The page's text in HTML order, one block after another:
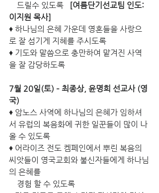
    드릴수 있도록
[여름단기선교팀 인도:
이지원 목사]
♦ 하나님의 은혜 가운데 영혼들을 사랑으
로 잘 섬기게 지혜를 주시도록
♦ 기도와 말씀으로 충만하여 맡겨진 사역
을 잘 감당하도록
7월 20일(토) – 최종상, 윤명희 선교사 (영
국)
♦ 암노스 사역에 하나님의 은혜가 임하셔
서 유럽의 복음화에 귀한 일꾼들이 많이 나
올 수 있도록
♦ 어라이즈 전도 켐페인에서 뿌린 복음의
씨앗들이 영국교회와 불신자들에게 하나님
의 은혜를
    경험 할 수 있도록